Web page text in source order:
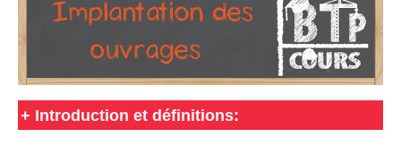
+ Introduction et définitions: